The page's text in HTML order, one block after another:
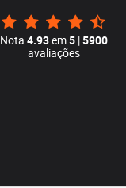
Nota 4.93em5|5900
avaliações